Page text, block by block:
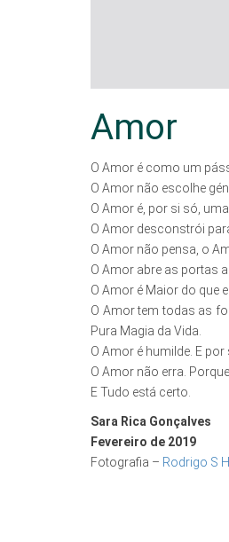
Amor
O Amor é como um
O Amor não escolhe
O Amor é, por si só,
O Amor desconstrói
O Amor não pensa, o
O Amor abre as portas
O Amor é Maior do que
O Amor tem todas as
Pura Magia da Vida.
O Amor é humilde. E
O Amor não erra.
E Tudo está certo.
Sara Rica Gonçalves
Fevereiro de 2019
Fotografia – Rodrigo S